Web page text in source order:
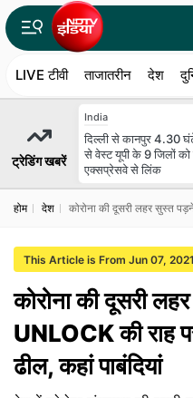
LIVE टीवी ताजातरीन देश
ट्रेडिंग खबरें
India
दिल्ली से कानपुर 4.30
से वेस्ट यूपी के 9 जिलों को
एक्सप्रेसवे से लिंक
होम देश कोरोना की दूसरी लहर सुस्त
This Article is From Jun 07, 2021
कोरोना की दूसरी
UNLOCK की राह
ढील, कहां पाबंदियां